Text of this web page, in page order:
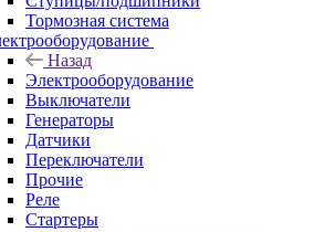
Тормозная система
Назад
Электрооборудование
Выключатели
Генераторы
Датчики
Переключатели
Прочие
Реле
Стартеры